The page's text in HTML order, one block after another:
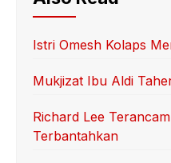
Istri Omesh Kolaps
Mukjizat Ibu Aldi
Richard Lee
Terbantahkan